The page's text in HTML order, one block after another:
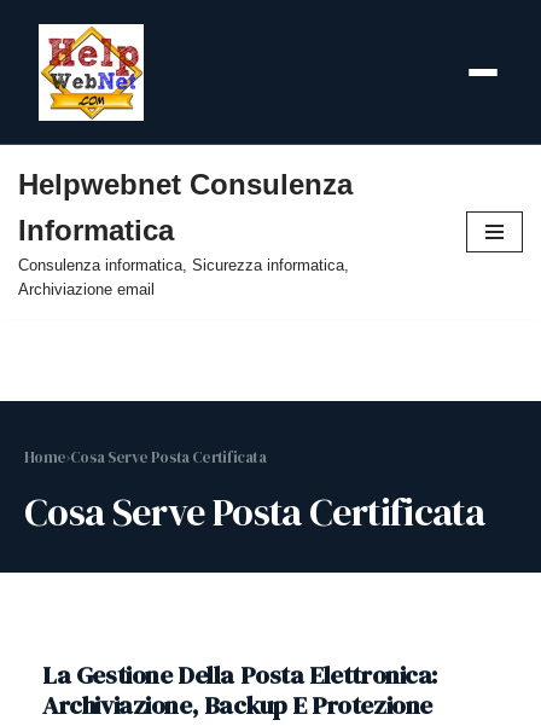
al
contenuto
Helpwebnet Consulenza
Informatica
Consulenza informatica, Sicurezza informatica,
Archiviazione email
Home›Cosa Serve Posta Certificata
Cosa Serve Posta Certificata
La Gestione Della Posta Elettronica:
Archiviazione, Backup E Protezione